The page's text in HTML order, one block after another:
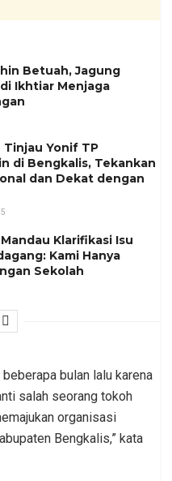
Betuah, Jagung
Ikhtiar Menjaga
Yonif TP
di Bengkalis, Tekankan
dan Dekat dengan
Klarifikasi Isu
Kami Hanya
Sekolah
bulan lalu karena
salah seorang tokoh
organisasi
Bengkalis,” kata